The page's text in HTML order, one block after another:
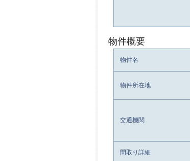
物件概要
物件名
物件所在地
交通機関
間取り詳細